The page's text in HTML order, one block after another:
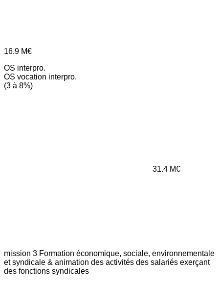
16.9 M€
OS interpro.
OS vocation interpro.
(3 à 8%)
31.4 M€
mission 3 Formation économique, sociale, environnementale
et syndicale & animation des activités des salariés exerçant
des fonctions syndicales